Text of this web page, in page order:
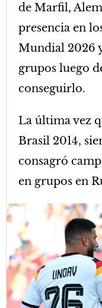
de Marfil,
presencia en
Mundial 2026
grupos luego
conseguirlo.
La última vez
Brasil 2014,
consagró
en grupos en